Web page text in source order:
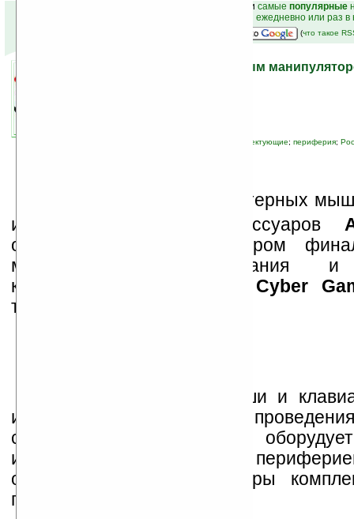
и самые популярные
на email ежедневно или раз
(что такое
A4Tech стал официальным
комплектующие; периферия;
роизводитель компьютерных
и мультимедийных аксессуаров
официальным манипулятором
международного состязания
компьютерных игр
World Cyber
территории России.
Было решено, что мыши и
идеально подходят для
соревнований — A4Tech
игровых столов своей
обеспечит призовые наборы
победителей.